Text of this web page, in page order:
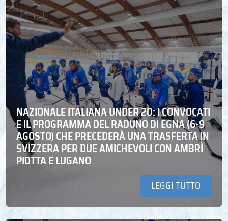
NAZIONALE ITALIANA UNDER 20: I CONVOCATI
E IL PROGRAMMA DEL RADUNO DI EGNA (6-9
AGOSTO) CHE PRECEDERÀ UNA TRASFERTA IN
SVIZZERA PER DUE AMICHEVOLI CON AMBRÌ
PIOTTA E LUGANO
LEGGI TUTTO